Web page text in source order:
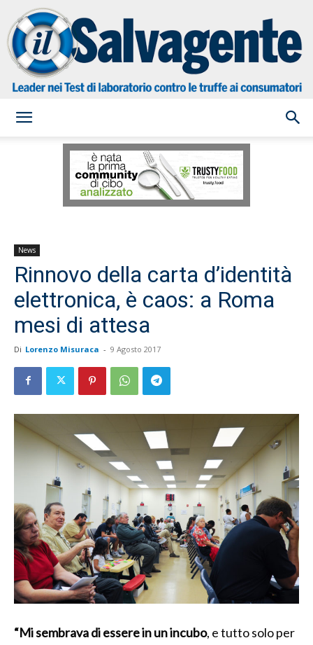
Salvagente
News
Rinnovo della carta d’identità
elettronica, è caos: a Roma
mesi di attesa
Di Lorenzo Misuraca - 9 Agosto 2017
“Mi sembrava di essere in un incubo, e tutto solo per